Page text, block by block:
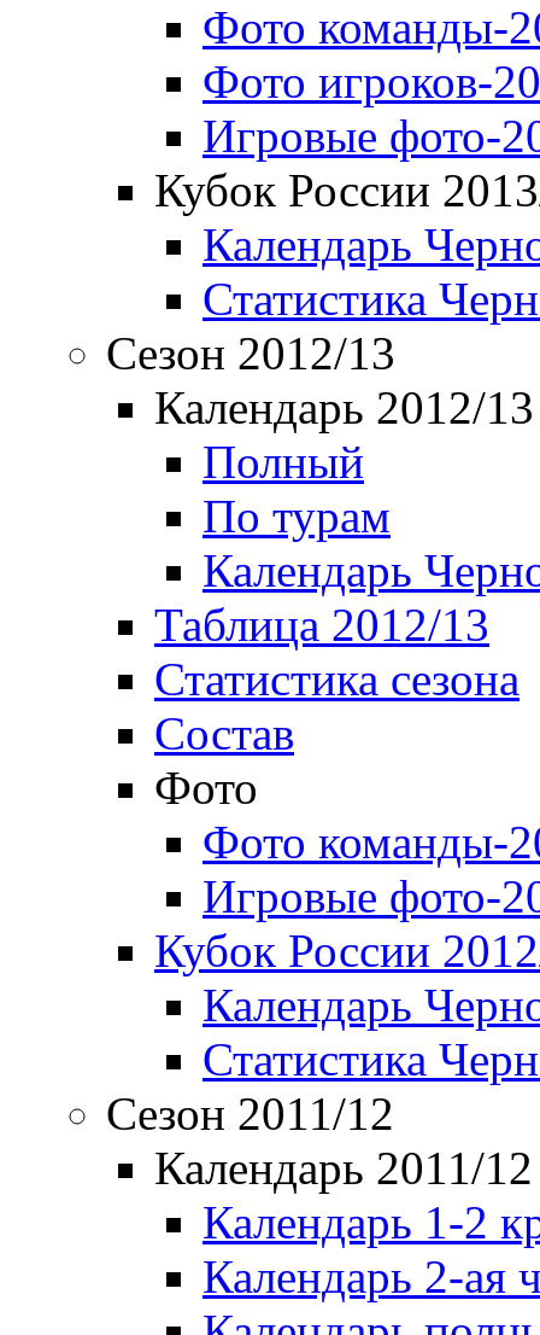
Фото команды-
Фото игроков-
Игровые фото-
Кубок России
Календарь
Статистика
Сезон 2012/13
Календарь 2012/13
Полный
По турам
Календарь
Таблица 2012/13
Статистика сезона
Состав
Фото
Фото команды-
Игровые фото-
Кубок России
Календарь
Статистика
Сезон 2011/12
Календарь 2011/12
Календарь 1-2
Календарь 2-ая